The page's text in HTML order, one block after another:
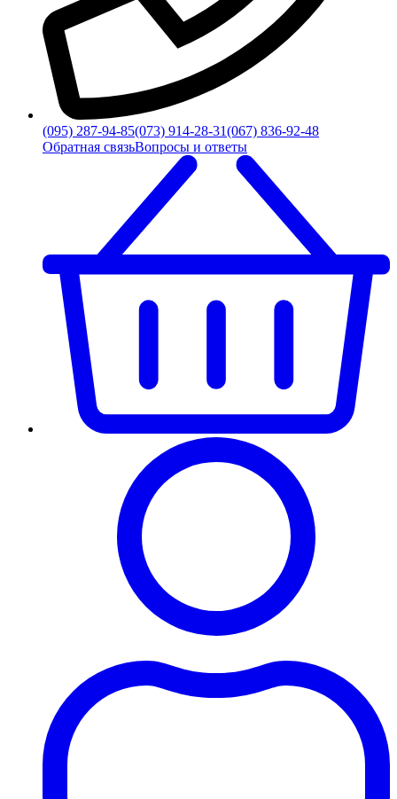
(095) 287-94-85(073) 914-28-31(067) 836-92-48
Обратная связьВопросы и ответы